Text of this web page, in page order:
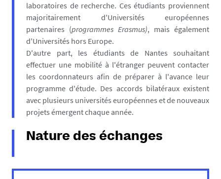
laboratoires de recherche. Ces étudiants proviennent
majoritairement d'Universités européennes
partenaires (programmes Erasmus), mais également
d'Universités hors Europe.
D'autre part, les étudiants de Nantes souhaitant
effectuer une mobilité à l'étranger peuvent contacter
les coordonnateurs afin de préparer à l'avance leur
programme d'étude. Des accords bilatéraux existent
avec plusieurs universités européennes et de nouveaux
projets émergent chaque année.
Nature des échanges